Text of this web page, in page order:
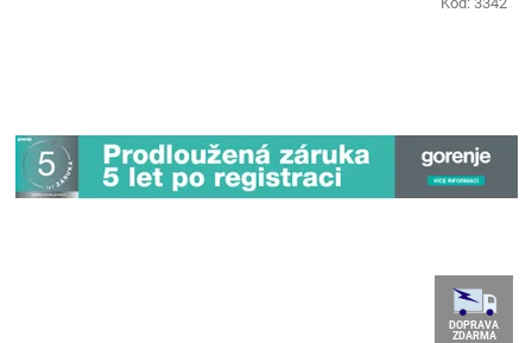
DOPRAVA
ZDARMA